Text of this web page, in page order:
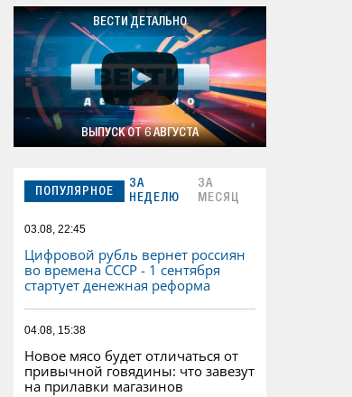
ВЕСТИ ДЕТАЛЬНО
ВЫПУСК ОТ 6 АВГУСТА
ПОПУЛЯРНОЕ
ЗА
НЕДЕЛЮ
ЗА
МЕСЯЦ
03.08, 22:45
Цифровой рубль вернет россиян
во времена СССР - 1 сентября
стартует денежная реформа
04.08, 15:38
Новое мясо будет отличаться от
привычной говядины: что завезут
на прилавки магазинов